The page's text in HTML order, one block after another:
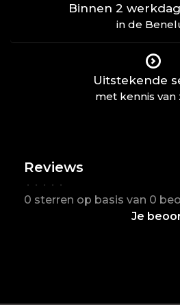
Binnen 2
in de
Uitstekende
met kennis van
Reviews
• • • • •
0 sterren op basis van 0
Je